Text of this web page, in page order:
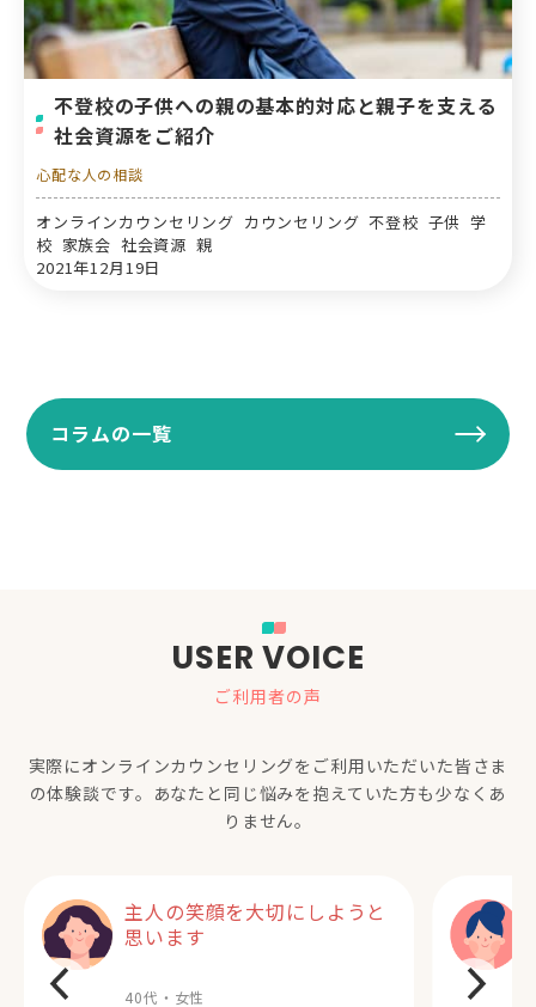
不登校の子供への親の基本的対応と親子を支える
社会資源をご紹介
心配な人の相談
オンラインカウンセリング カウンセリング 不登校 子供 学
校 家族会 社会資源 親
2021年12月19日
コラムの一覧
USER VOICE
ご利用者の声
実際にオンラインカウンセリングをご利用いただいた皆さま
の体験談です。あなたと同じ悩みを抱えていた方も少なくあ
りません。
主人の笑顔を大切にしようと
思います
40代・女性